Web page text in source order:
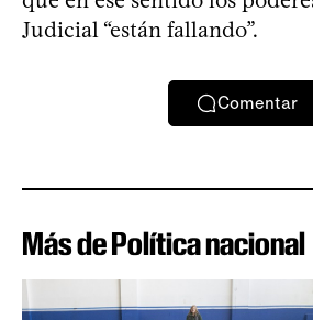
Judicial “están fallando”.
Comentar
Más de Política nacional